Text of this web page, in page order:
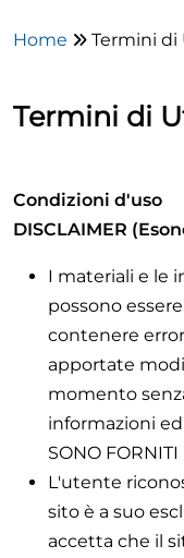
Home Termini di
Termini di
Condizioni d'uso
DISCLAIMER
I materiali e le
possono
contenere
apportate
momento
informazioni
SONO
L'utente
sito è a suo
accetta che il